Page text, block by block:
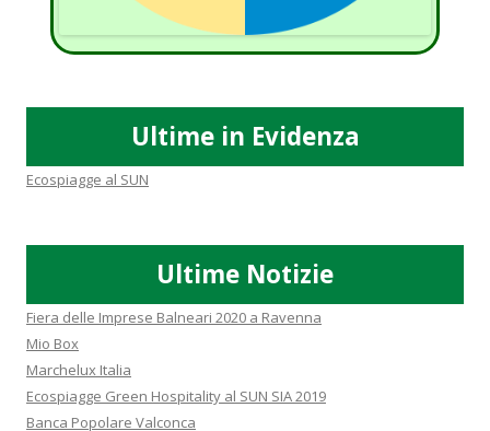
Ultime in Evidenza
Ecospiagge al SUN
Ultime Notizie
Fiera delle Imprese Balneari 2020 a Ravenna
Mio Box
Marchelux Italia
Ecospiagge Green Hospitality al SUN SIA 2019
Banca Popolare Valconca